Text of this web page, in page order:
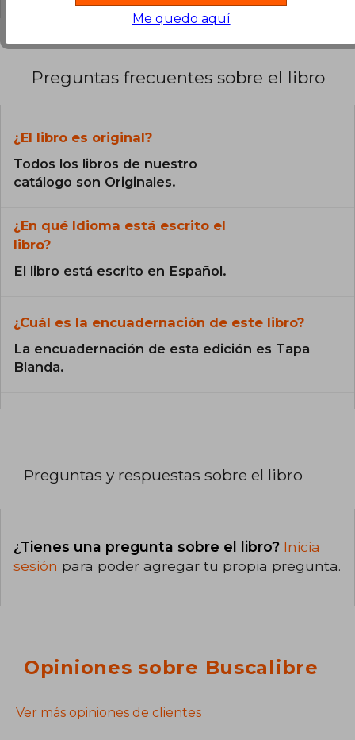
Preguntas frecuentes sobre el libro
¿El libro es original?
Todos los libros de nuestro
catálogo son Originales.
¿En qué Idioma está escrito el
libro?
El libro está escrito en Español.
¿Cuál es la encuadernación de este libro?
La encuadernación de esta edición es Tapa
Blanda.
Preguntas y respuestas sobre el libro
¿Tienes una pregunta sobre el libro? Inicia
sesión para poder agregar tu propia pregunta.
Opiniones sobre Buscalibre
Ver más opiniones de clientes
Me quedo aquí